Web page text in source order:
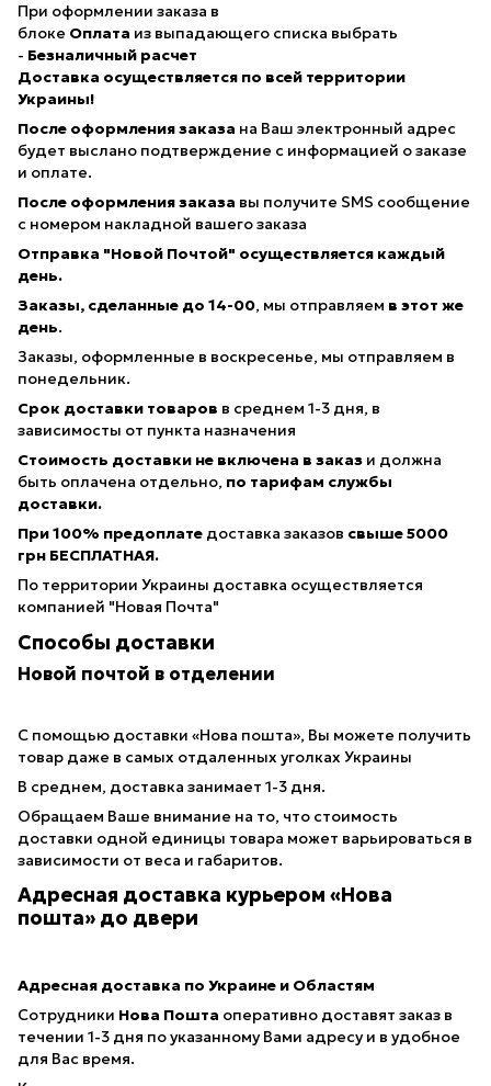
При оформлении заказа в
блоке Оплата из выпадающего списка выбрать
- Безналичный расчет
Доставка осуществляется по всей территории
Украины!
После оформления заказа на Ваш электронный адрес
будет выслано подтверждение с информацией о заказе
и оплате.
После оформления заказа вы получите SMS сообщение
с номером накладной вашего заказа
Отправка "Новой Почтой" осуществляется каждый
день.
Заказы, сделанные до 14-00, мы отправляем в этот же
день.
Заказы, оформленные в воскресенье, мы отправляем в
понедельник.
Срок доставки товаров в среднем 1-3 дня, в
зависимосты от пункта назначения
Стоимость доставки не включена в заказ и должна
быть оплачена отдельно, по тарифам службы
доставки.
При 100% предоплате доставка заказов свыше 5000
грн БЕСПЛАТНАЯ.
По территории Украины доставка осуществляется
компанией "Новая Почта"
Способы доставки
Новой почтой в отделении
С помощью доставки «Нова пошта», Вы можете получить
товар даже в самых отдаленных уголках Украины
В среднем, доставка занимает 1-3 дня.
Обращаем Ваше внимание на то, что стоимость
доставки одной единицы товара может варьироваться в
зависимости от веса и габаритов.
Адресная доставка курьером «Нова
пошта» до двери
Адресная доставка по Украине и Областям
Сотрудники Нова Пошта оперативно доставят заказ в
течении 1-3 дня по указанному Вами адресу и в удобное
для Вас время.